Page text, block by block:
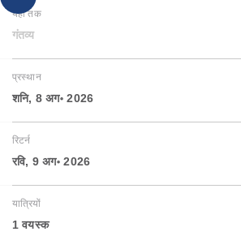
यहाँ तक
गंतव्य
प्रस्थान
शनि, 8 अग॰ 2026
रिटर्न
रवि, 9 अग॰ 2026
यात्रियों
1 वयस्‍क